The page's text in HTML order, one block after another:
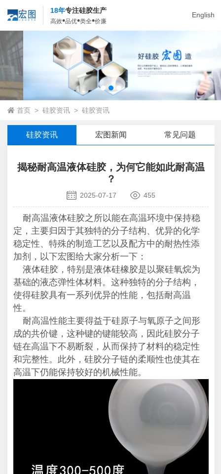
English
18年专注硅胶生产
高效•品优•类全•价廉
首页 > 硅胶资讯 > 硅胶资讯
硅胶资讯 宏图新闻 常见问题
揭秘耐高温液体硅胶，为何它能如此耐高温
？
2025-07-17 455
耐高温液体硅胶之所以能在高温环境中保持稳
定，主要归因于其独特的分子结构、优异的化学
稳定性、特殊的制造工艺以及配方中的耐热性添
加剂，以下宏图给大家分析一下：
液体硅胶，特别是液体硅橡胶是以聚硅氧烷为
基础的液态弹性体材料。这种独特的分子结构，
使得硅胶具有一系列优异的性能，包括耐高温
性。
耐高温性能主要得益于硅原子与氧原子之间形
成的共价键，这种键的键能较高，因此硅胶分子
链在高温下不易断裂，从而保持了材料的稳定性
和完整性。此外，硅胶分子链的柔顺性也使其在
高温下仍能保持较好的机械性能。